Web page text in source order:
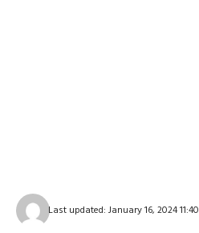
Last updated: January 16, 2024 11:40